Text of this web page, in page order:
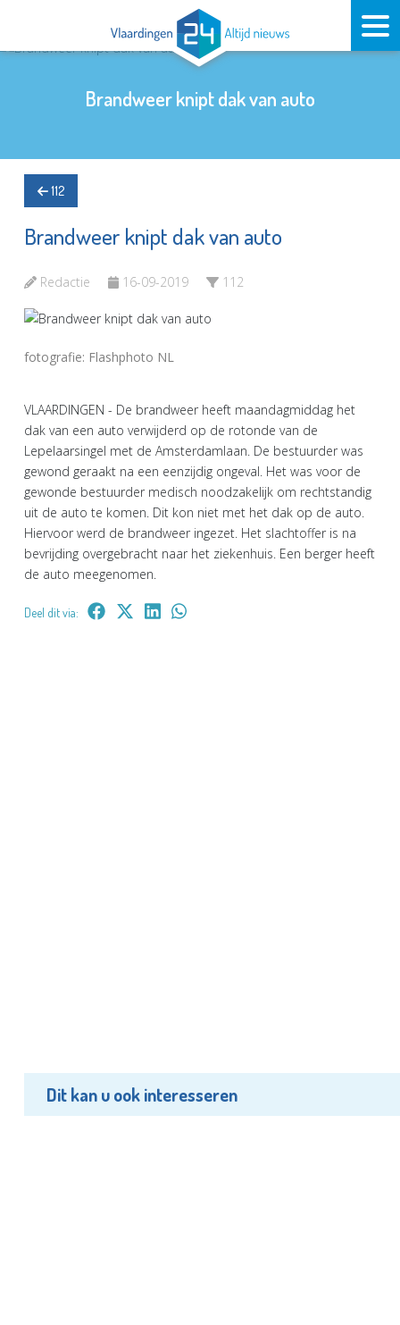
Brandweer knipt dak van auto
112
Brandweer knipt dak van auto
Redactie 16-09-2019 112
fotografie: Flashphoto NL
VLAARDINGEN - De brandweer heeft maandagmiddag het
dak van een auto verwijderd op de rotonde van de
Lepelaarsingel met de Amsterdamlaan. De bestuurder was
gewond geraakt na een eenzijdig ongeval. Het was voor de
gewonde bestuurder medisch noodzakelijk om rechtstandig
uit de auto te komen. Dit kon niet met het dak op de auto.
Hiervoor werd de brandweer ingezet. Het slachtoffer is na
bevrijding overgebracht naar het ziekenhuis. Een berger heeft
de auto meegenomen.
Deel dit via:
Dit kan u ook interesseren